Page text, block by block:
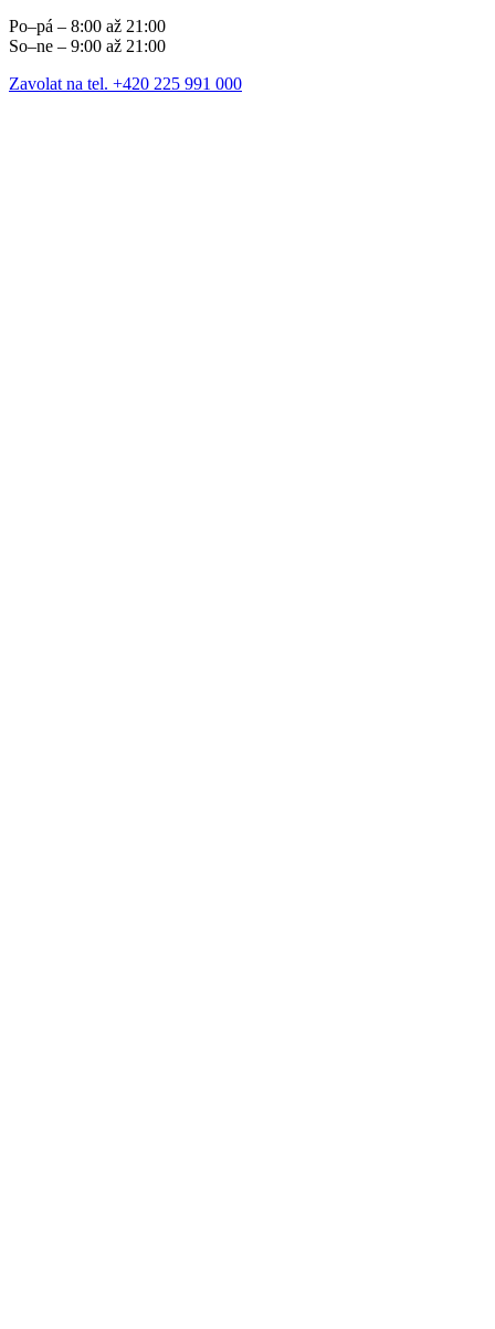
Po–pá – 8:00 až 21:00
So–ne – 9:00 až 21:00
Zavolat na tel. +420 225 991 000